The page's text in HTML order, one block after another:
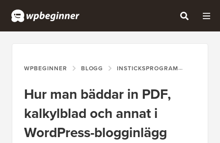
WPBEGINNER BLOGG INSTICKSPROGRAM
Hur man bäddar in PDF,
kalkylblad och annat i
WordPress-blogginlägg